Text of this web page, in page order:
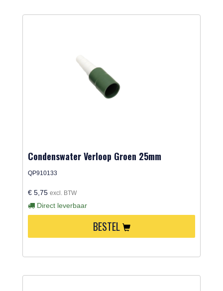
Condenswater Verloop Groen 25mm
QP910133
€ 5,75 excl. BTW
Direct leverbaar
BESTEL